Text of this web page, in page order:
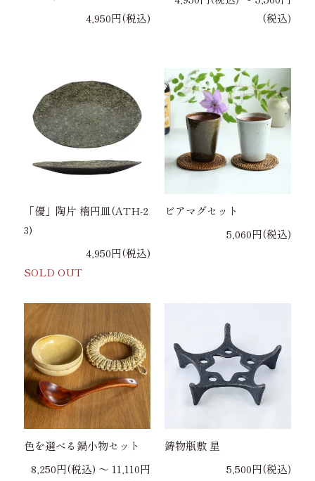
4,950円(税込)
(税込)
「優」陶片 楕円皿(ATH-2
3)
4,950円(税込)
SOLD OUT
ビアマグセット
5,060円(税込)
色を選べる鍋小物セット
8,250円(税込) 〜 11,110円
鋳物瓶敷 星
5,500円(税込)